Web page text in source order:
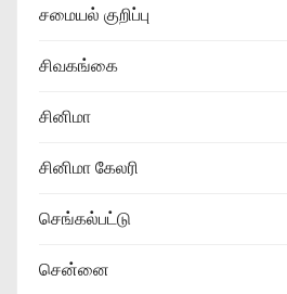
சமையல் குறிப்பு
சிவகங்கை
சினிமா
சினிமா கேலரி
செங்கல்பட்டு
சென்னை